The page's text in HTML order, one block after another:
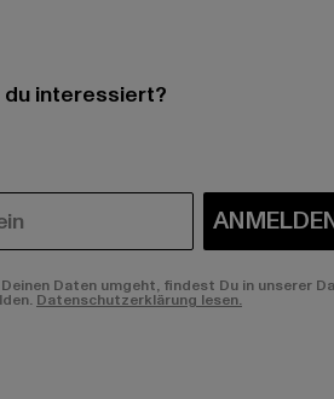
interessiert?
Daten umgeht, findest Du in unserer
Datenschutzerklärung lesen.